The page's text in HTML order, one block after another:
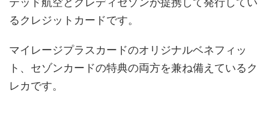
テッド航空とクレディセゾンが提携して発行してい
るクレジットカードです。
マイレージプラスカードのオリジナルベネフィッ
ト、セゾンカードの特典の両方を兼ね備えているク
レカです。